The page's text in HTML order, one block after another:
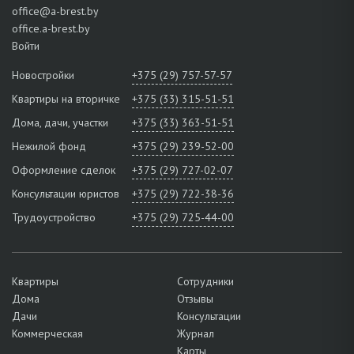
office@a-brest.by
office.a-brest.by
Войти
Новостройки
+375 (29) 757-57-57
Квартиры на вторичке
+375 (33) 315-51-51
Дома, дачи, участки
+375 (33) 363-51-51
Нежилой фонд
+375 (29) 239-52-00
Оформление сделок
+375 (29) 727-02-07
Консультации юристов
+375 (29) 722-38-36
Трудоустройство
+375 (29) 725-44-00
Квартиры
Дома
Дачи
Коммерческая
Сотрудники
Отзывы
Консультации
Журнал
Карты